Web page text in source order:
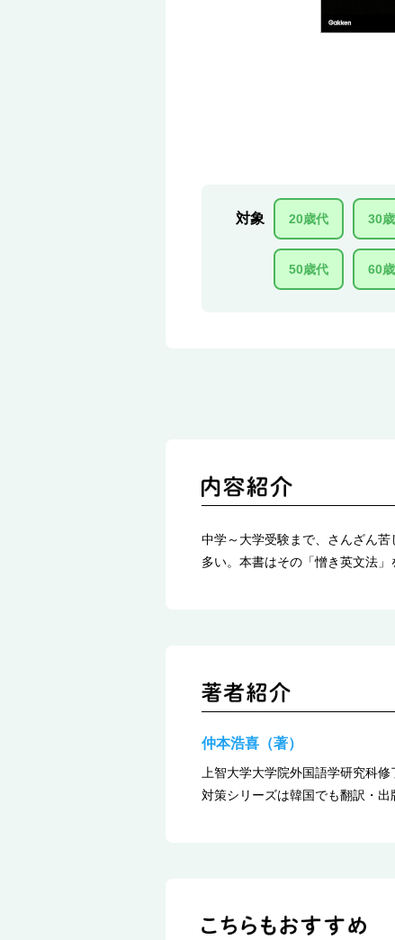
対象 20歳代 30
50歳代 60
中学～大学受験まで、さんざん
多い。本書はその「憎き英文法」
仲本浩喜（著）
上智大学大学院外国語学研究科
対策シリーズは韓国でも翻訳・出